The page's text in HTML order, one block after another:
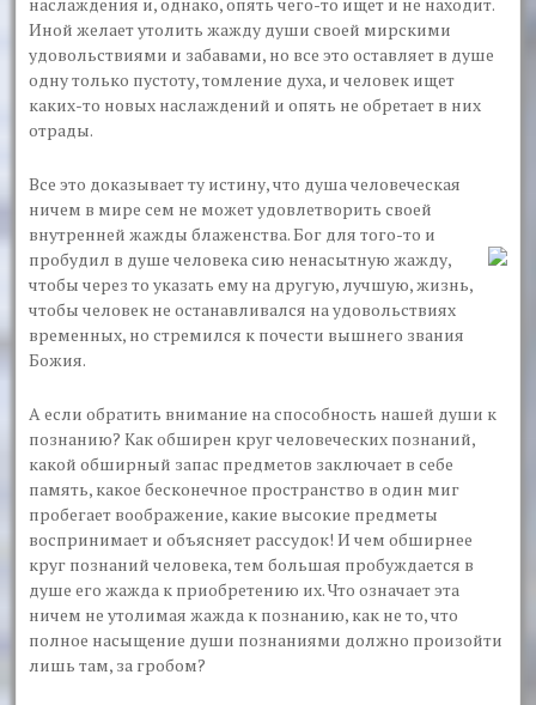
Иной желает утолить жажду души своей мирскими
удовольствиями и забавами, но все это оставляет в душе
одну только пустоту, томление духа, и человек ищет
каких-то новых наслаждений и опять не обретает в них
отрады.
Все это доказывает ту истину, что душа человеческая
ничем в мире сем не может удовлетворить своей
внутренней жажды блаженства. Бог для того-то и
пробудил в душе человека сию ненасытную жажду,
чтобы через то указать ему на другую, лучшую, жизнь,
чтобы человек не останавливался на удовольствиях
временных, но стремился к почести вышнего звания
Божия.
А если обратить внимание на способность нашей души к
познанию? Как обширен круг человеческих познаний,
какой обширный запас предметов заключает в себе
память, какое бесконечное пространство в один миг
пробегает воображение, какие высокие предметы
воспринимает и объясняет рассудок! И чем обширнее
круг познаний человека, тем большая пробуждается в
душе его жажда к приобретению их. Что означает эта
ничем не утолимая жажда к познанию, как не то, что
полное насыщение души познаниями должно произойти
лишь там, за гробом?